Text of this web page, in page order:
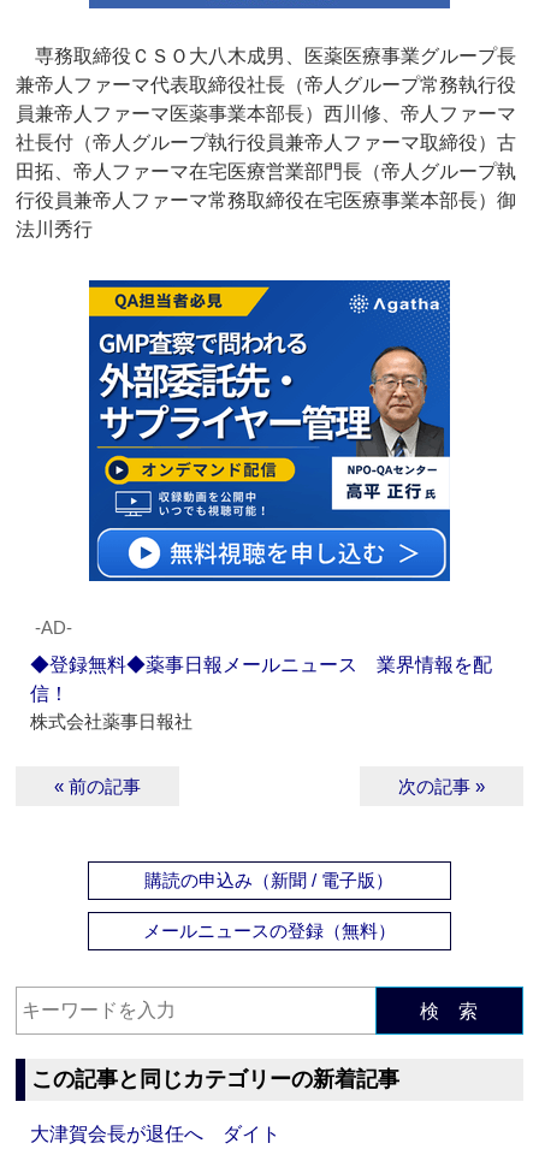
専務取締役ＣＳＯ大八木成男、医薬医療事業グループ長
兼帝人ファーマ代表取締役社長（帝人グループ常務執行役
員兼帝人ファーマ医薬事業本部長）西川修、帝人ファーマ
社長付（帝人グループ執行役員兼帝人ファーマ取締役）古
田拓、帝人ファーマ在宅医療営業部門長（帝人グループ執
行役員兼帝人ファーマ常務取締役在宅医療事業本部長）御
法川秀行
‐AD‐
◆登録無料◆薬事日報メールニュース 業界情報を配
信！
株式会社薬事日報社
« 前の記事 次の記事 »
購読の申込み（新聞 / 電子版）
メールニュースの登録（無料）
検 索
この記事と同じカテゴリーの新着記事
大津賀会長が退任へ ダイト